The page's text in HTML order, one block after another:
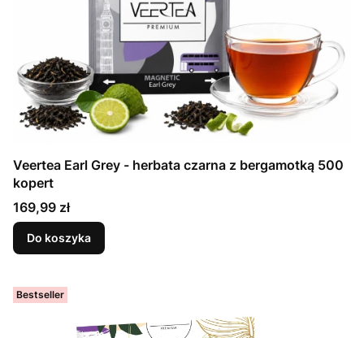
Veertea Earl Grey - herbata czarna z bergamotką 500
kopert
Cena
169,99 zł
Do koszyka
Bestseller